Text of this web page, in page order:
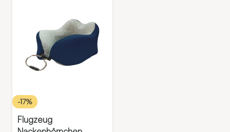
-17%
Flugzeug